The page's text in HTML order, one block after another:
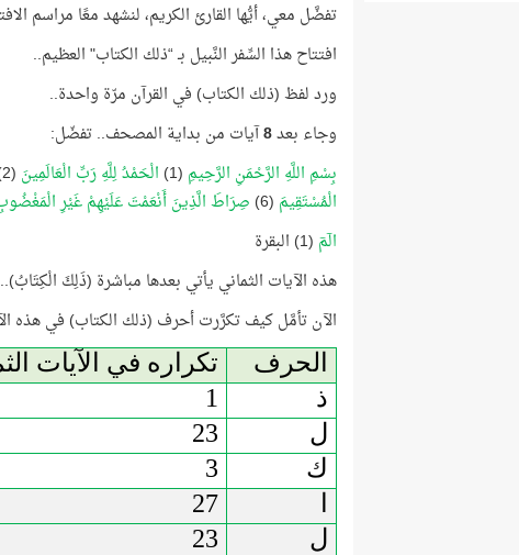
تفضَّل معي، أيُّها القارئ الكريم، لنشهد معًا مراسم
افتتاح هذا السِّفر النَّبيل بـ “ذلك الكتاب" العظيم..
ورد لفظ (ذلك الكتاب) في القرآن مرّة واحدة..
وجاء بعد8آيات من بداية المصحف.. تفضّل:
بِسْمِ اللَّهِ الرَّحْمَنِ الرَّحِيمِ (1) الْحَمْدُ لِلَّهِ رَبِّ الْعَالَمِينَ (2)
الْمُسْتَقِيمَ (6) صِرَاطَ الَّذِينَ أَنْعَمْتَ عَلَيْهِمْ غَيْرِ
الٓمٓ (1) البقرة
هذه الآيات الثماني يأتي بعدها مباشرة (ذَلِكَ الْكِتَابُ)..
الآن تأمَّل كيف تكرَّرت أحرف (ذلك الكتاب) في هذه
الحرف
تكراره في الآيات
ذ
1
ل
23
ك
3
27
ل
23